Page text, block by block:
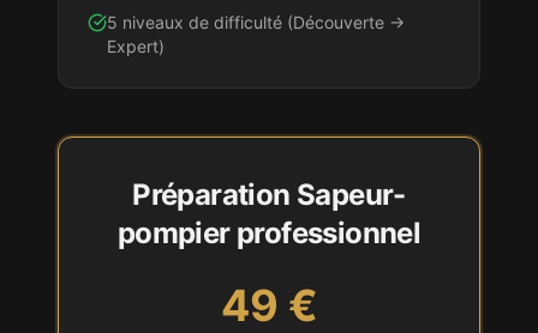
5 niveaux de difficulté (Découverte →
Expert)
Préparation Sapeur-
pompier professionnel
49 €